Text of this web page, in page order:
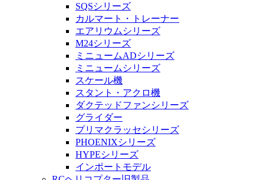
SQSシリーズ
カルマート・トレーナー
エアリウムシリーズ
M24シリーズ
ミニュームADシリーズ
ミニュームシリーズ
スケール機
スタント・アクロ機
ダクテッドファンシリーズ
グライダー
プリマクラッセシリーズ
PHOENIXシリーズ
HYPEシリーズ
インポートモデル